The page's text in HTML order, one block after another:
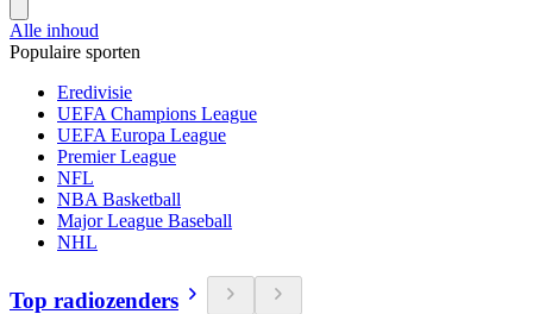
Alle inhoud
Populaire sporten
Eredivisie
UEFA Champions League
UEFA Europa League
Premier League
NFL
NBA Basketball
Major League Baseball
NHL
Top radiozenders